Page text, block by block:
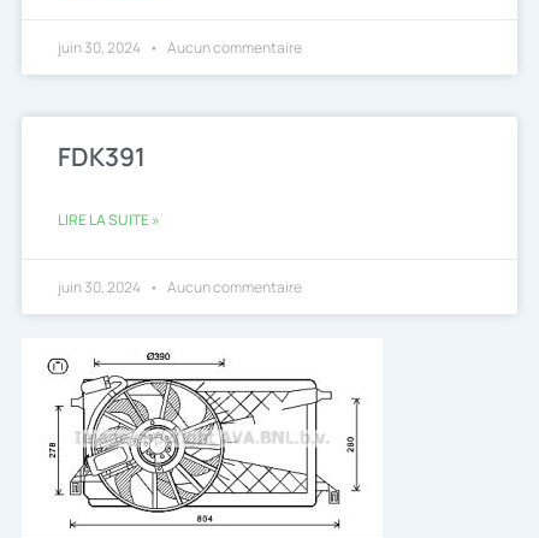
juin 30, 2024 Aucun commentaire
FDK391
LIRE LA SUITE »
juin 30, 2024 Aucun commentaire